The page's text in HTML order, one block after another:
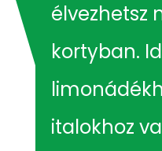
élvezhetsz
kortyban.
italokhoz